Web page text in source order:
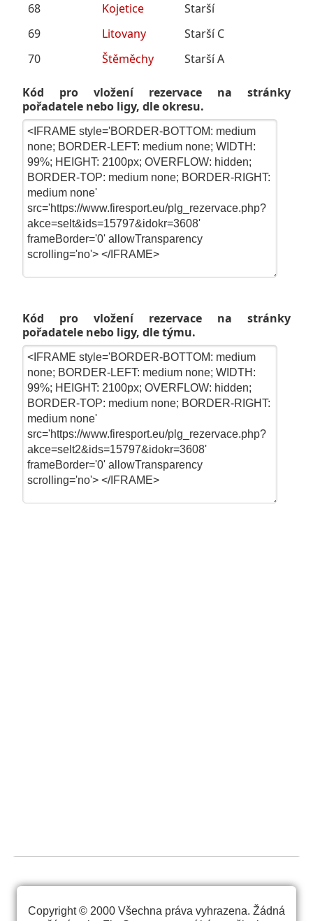
68
Kojetice
Starší
69
Litovany
Starší C
70
Štěměchy Starší A
Kód pro vložení rezervace na stránky
pořadatele nebo ligy, dle okresu.
Kód pro vložení rezervace na stránky
pořadatele nebo ligy, dle týmu.
Copyright © 2000 Všechna práva vyhrazena. Žádná